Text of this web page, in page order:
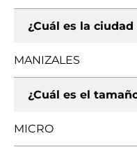
¿Cuál es la
MANIZALES
¿Cuál es el
MICRO